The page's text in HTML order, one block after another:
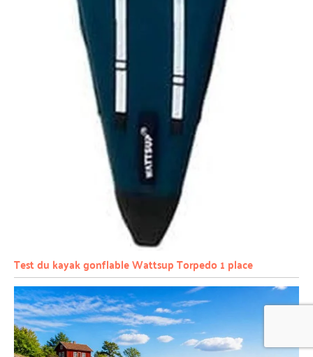
Test du kayak gonflable Wattsup Torpedo 1 place